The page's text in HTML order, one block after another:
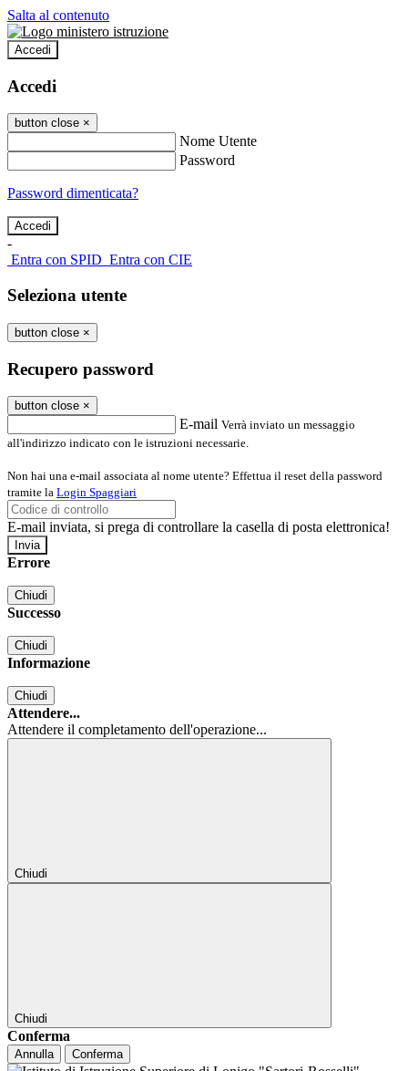
Salta al contenuto
Accedi
Accedi
button close ×
Nome Utente
Password
Password dimenticata?
-
Entra con SPID Entra con CIE
Seleziona utente
button close ×
Recupero password
button close ×
E-mail Verrà inviato un messaggio
all'indirizzo indicato con le istruzioni necessarie.
Non hai una e-mail associata al nome utente? Effettua il reset della password
tramite la Login Spaggiari
E-mail inviata, si prega di controllare la casella di posta elettronica!
Errore
Chiudi
Successo
Chiudi
Informazione
Chiudi
Attendere...
Attendere il completamento dell'operazione...
Chiudi
Chiudi
Conferma
Annulla Conferma